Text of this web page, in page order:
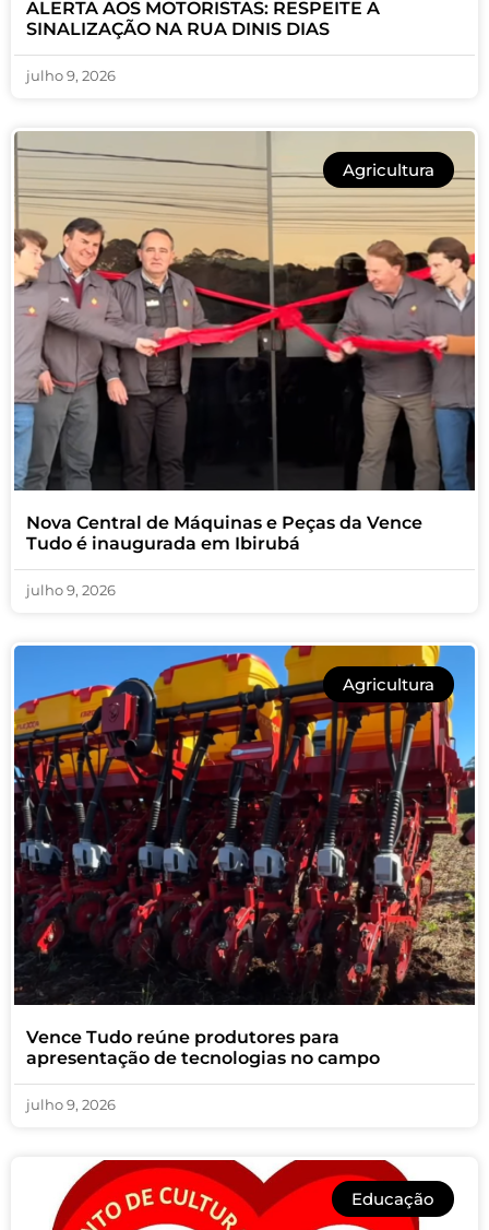
ALERTA AOS MOTORISTAS: RESPEITE A
SINALIZAÇÃO NA RUA DINIS DIAS
julho 9, 2026
Agricultura
Nova Central de Máquinas e Peças da Vence
Tudo é inaugurada em Ibirubá
julho 9, 2026
Agricultura
Vence Tudo reúne produtores para
apresentação de tecnologias no campo
julho 9, 2026
Educação